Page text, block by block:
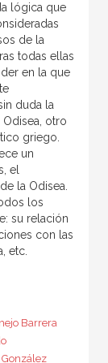
lógica que
de la
todas ellas
en la que
duda la
otro
griego.
un
el
la Odisea.
los
su relación
con las
etc.
Barrera